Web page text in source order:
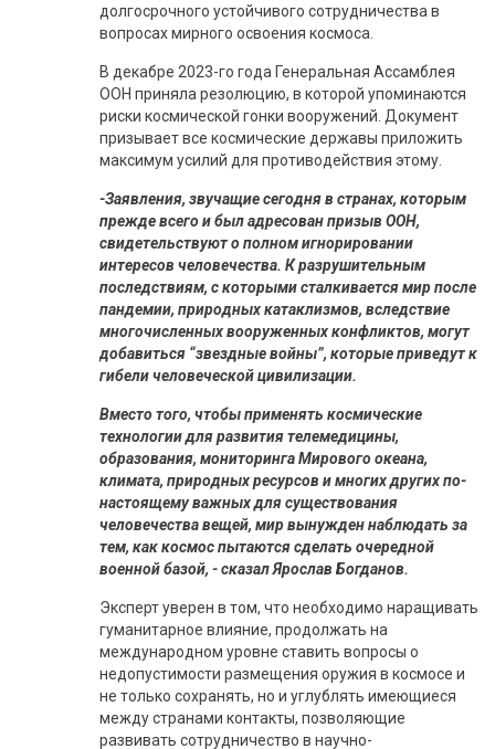
долгосрочного устойчивого сотрудничества в
вопросах мирного освоения космоса.
В декабре 2023-го года Генеральная Ассамблея
ООН приняла резолюцию, в которой упоминаются
риски космической гонки вооружений. Документ
призывает все космические державы приложить
максимум усилий для противодействия этому.
-Заявления, звучащие сегодня в странах, которым
прежде всего и был адресован призыв ООН,
свидетельствуют о полном игнорировании
интересов человечества. К разрушительным
последствиям, с которыми сталкивается мир после
пандемии, природных катаклизмов, вследствие
многочисленных вооруженных конфликтов, могут
добавиться “звездные войны”, которые приведут к
гибели человеческой цивилизации.
Вместо того, чтобы применять космические
технологии для развития телемедицины,
образования, мониторинга Мирового океана,
климата, природных ресурсов и многих других по-
настоящему важных для существования
человечества вещей, мир вынужден наблюдать за
тем, как космос пытаются сделать очередной
военной базой, - сказал Ярослав Богданов.
Эксперт уверен в том, что необходимо наращивать
гуманитарное влияние, продолжать на
международном уровне ставить вопросы о
недопустимости размещения оружия в космосе и
не только сохранять, но и углублять имеющиеся
между странами контакты, позволяющие
развивать сотрудничество в научно-